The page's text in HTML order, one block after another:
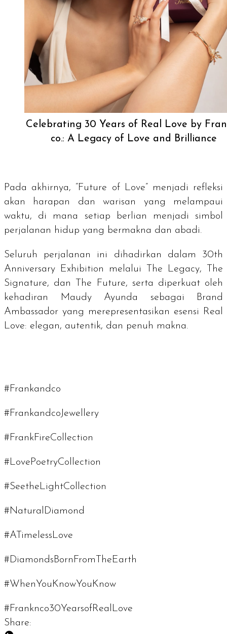
Celebrating 30 Years of Real Love by
co.: A Legacy of Love and Brilliance
Pada akhirnya, “Future of Love” menjadi refleksi
akan harapan dan warisan yang melampaui
waktu, di mana setiap berlian menjadi simbol
perjalanan hidup yang bermakna dan abadi.
Seluruh perjalanan ini dihadirkan dalam 30th
Anniversary Exhibition melalui
The Legacy,
The
Signature, dan The Future, serta diperkuat oleh
kehadiran Maudy Ayunda sebagai
Brand
Ambassador yang merepresentasikan esensi Real
Love: elegan, autentik, dan penuh makna.
#Frankandco
#FrankandcoJewellery
#FrankFireCollection
#LovePoetryCollection
#SeetheLightCollection
#NaturalDiamond
#ATimelessLove
#DiamondsBornFromTheEarth
#WhenYouKnowYouKnow
#Franknco30YearsofRealLove
Share: